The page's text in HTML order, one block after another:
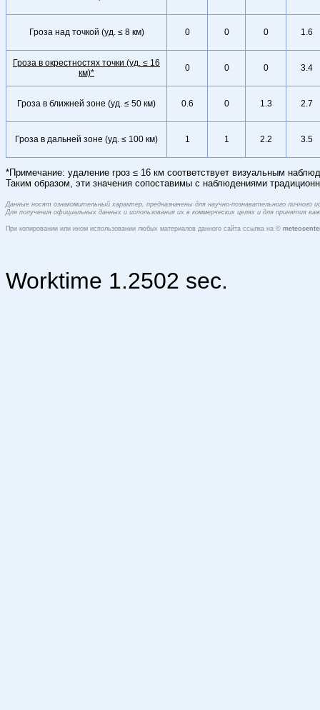
Гроза над точкой (уд. ≤ 8 км) 0 0 0 1.6
Гроза в окрестностях точки (уд. ≤ 16
км)*
0 0 0 3.4
Гроза в ближней зоне (уд. ≤ 50 км) 0.6 0 1.3 2.7
Гроза в дальней зоне (уд. ≤ 100 км) 1 1 2.2 3.5
*Примечание: удаление гроз ≤ 16 км соответствует визуальным
Таким образом, эти значения сопоставимы с наблюдениями
Данные носят ознакомительный характер, предназначены для научно-познавательного личного
Для получения официальных данных и использования их в коммерческих целях и для
При копировании или ином использовании любых материалов данного сайта ссылка на ©
Worktime 1.2502 sec.